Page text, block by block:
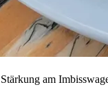
Stärkung am